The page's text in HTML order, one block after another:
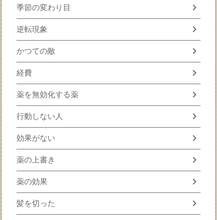
季節の変わり目 chevron_right
逆転現象 chevron_right
かつての敵 chevron_right
経費 chevron_right
薬を無効化する薬 chevron_right
行動しない人 chevron_right
効果がない chevron_right
薬の上書き chevron_right
薬の効果 chevron_right
髪を切った chevron_right